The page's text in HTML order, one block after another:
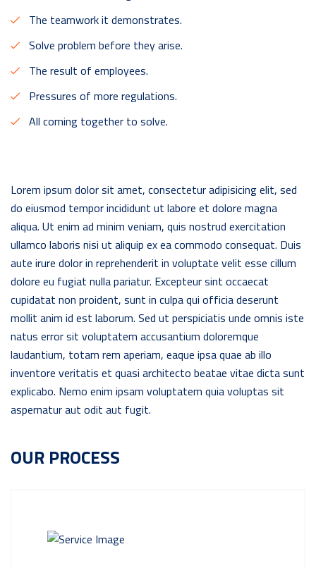
The teamwork it demonstrates.
Solve problem before they arise.
The result of employees.
Pressures of more regulations.
All coming together to solve.
Lorem ipsum dolor sit amet, consectetur adipisicing elit, sed
do eiusmod tempor incididunt ut labore et dolore magna
aliqua. Ut enim ad minim veniam, quis nostrud exercitation
ullamco laboris nisi ut aliquip ex ea commodo consequat. Duis
aute irure dolor in reprehenderit in voluptate velit esse cillum
dolore eu fugiat nulla pariatur. Excepteur sint occaecat
cupidatat non proident, sunt in culpa qui officia deserunt
mollit anim id est laborum. Sed ut perspiciatis unde omnis iste
natus error sit voluptatem accusantium doloremque
laudantium, totam rem aperiam, eaque ipsa quae ab illo
inventore veritatis et quasi architecto beatae vitae dicta sunt
explicabo. Nemo enim ipsam voluptatem quia voluptas sit
aspernatur aut odit aut fugit.
OUR PROCESS